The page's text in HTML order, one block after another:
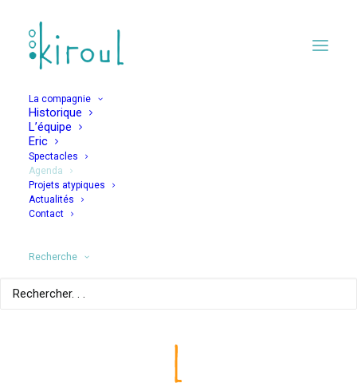
La compagnie
Historique
L’équipe
Eric
Spectacles
Agenda
Projets atypiques
Actualités
Contact
Recherche